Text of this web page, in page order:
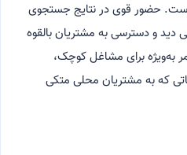
حضور قوی در نتایج جستجوی
دید و دسترسی به مشتریان بالقوه
به‌ویژه برای مشاغل کوچک،
که به مشتریان محلی متکی